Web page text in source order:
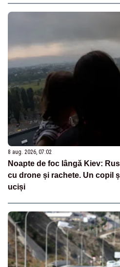
8 aug. 2026, 07:02
Noapte de foc lângă Kiev:
cu drone și rachete. Un copil
uciși